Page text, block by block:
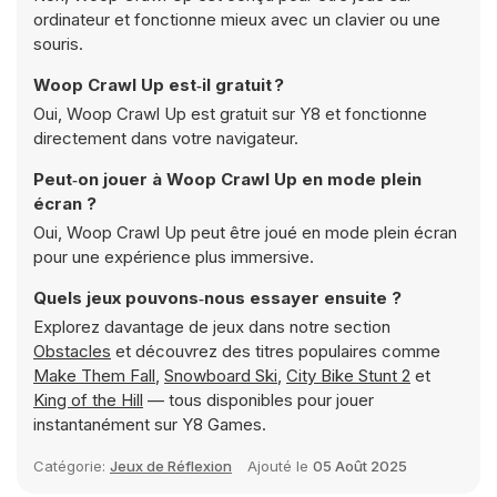
ordinateur et fonctionne mieux avec un clavier ou une
souris.
Woop Crawl Up est‑il gratuit ?
Oui, Woop Crawl Up est gratuit sur Y8 et fonctionne
directement dans votre navigateur.
Peut‑on jouer à Woop Crawl Up en mode plein
écran ?
Oui, Woop Crawl Up peut être joué en mode plein écran
pour une expérience plus immersive.
Quels jeux pouvons‑nous essayer ensuite ?
Explorez davantage de jeux dans notre section
Obstacles et découvrez des titres populaires comme
Make Them Fall, Snowboard Ski, City Bike Stunt 2 et
King of the Hill — tous disponibles pour jouer
instantanément sur Y8 Games.
Catégorie: Jeux de Réflexion Ajouté le 05 Août 2025